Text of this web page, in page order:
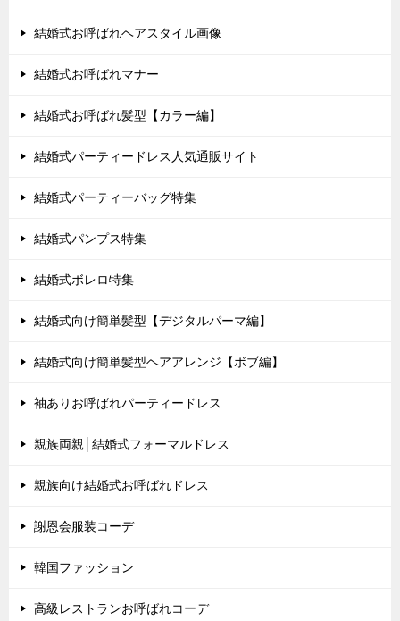
結婚式お呼ばれヘアスタイル画像
結婚式お呼ばれマナー
結婚式お呼ばれ髪型【カラー編】
結婚式パーティードレス人気通販サイト
結婚式パーティーバッグ特集
結婚式パンプス特集
結婚式ボレロ特集
結婚式向け簡単髪型【デジタルパーマ編】
結婚式向け簡単髪型ヘアアレンジ【ボブ編】
袖ありお呼ばれパーティードレス
親族両親│結婚式フォーマルドレス
親族向け結婚式お呼ばれドレス
謝恩会服装コーデ
韓国ファッション
高級レストランお呼ばれコーデ